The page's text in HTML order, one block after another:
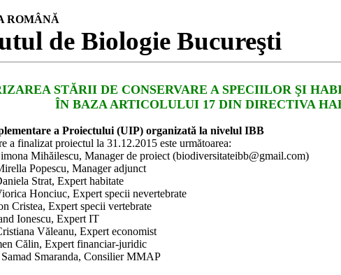
de Biologie Bucureşti
STĂRII DE CONSERVARE A SPECIILOR ŞI
ÎN BAZA ARTICOLULUI 17 DIN DIRECTIVA
a Proiectului (UIP) organizată la nivelul IBB
a finalizat proiectul la 31.12.2015 este următoarea:
Mihăilescu, Manager de proiect (biodiversitateibb@gmail.com)
Popescu, Manager adjunct
Strat, Expert habitate
Honciuc, Expert specii nevertebrate
Cristea, Expert specii vertebrate
Ionescu, Expert IT
Văleanu, Expert economist
Călin, Expert financiar-juridic
Smaranda, Consilier MMAP